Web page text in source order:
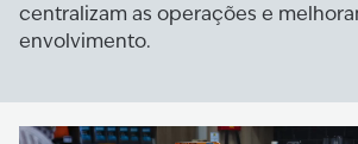
centralizam as operações e
envolvimento.